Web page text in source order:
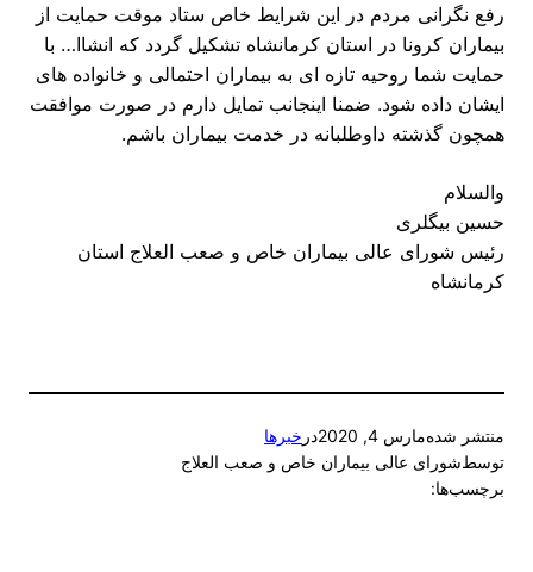
رفع نگرانی مردم در این شرایط خاص ستاد موقت حمایت از
بیماران کرونا در استان کرمانشاه تشکیل گردد که انشاا… با
حمایت شما روحیه تازه ای به بیماران احتمالی و خانواده های
ایشان داده شود. ضمنا اینجانب تمایل دارم در صورت موافقت
همچون گذشته داوطلبانه در خدمت بیماران باشم.
والسلام
حسین بیگلری
رئیس شورای عالی بیماران خاص و صعب العلاج استان
کرمانشاه
منتشر شدهمارس 4, 2020 در خبرها
توسطشورای عالی بیماران خاص و صعب العلاج
برچسب‌ها: